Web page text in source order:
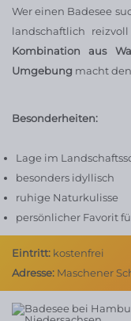
Wer einen Badesee
landschaftlich
Kombination aus
Umgebung macht
Besonderheiten:
Lage im
besonders idyllisch
ruhige Naturkulisse
persönlicher Favorit
Eintritt: kostenfrei
Adresse: Maschener